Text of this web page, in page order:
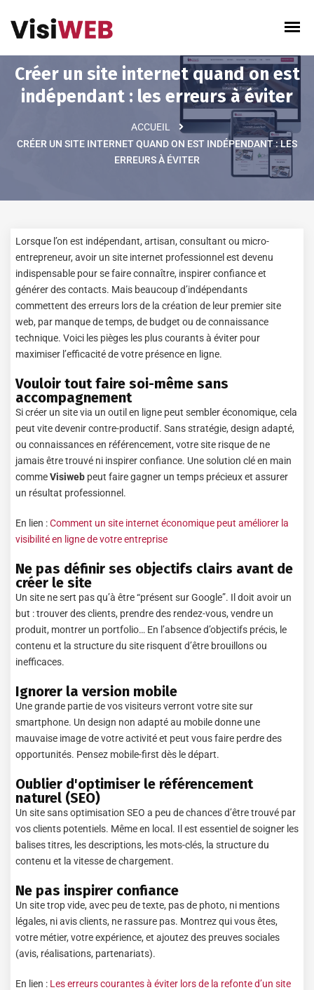
Créer un site internet quand on est
indépendant : les erreurs à éviter
ACCUEIL
CRÉER UN SITE INTERNET QUAND ON EST INDÉPENDANT : LES
ERREURS À ÉVITER
Lorsque l’on est indépendant, artisan, consultant ou micro-
entrepreneur, avoir un site internet professionnel est devenu
indispensable pour se faire connaître, inspirer confiance et
générer des contacts. Mais beaucoup d’indépendants
commettent des erreurs lors de la création de leur premier site
web, par manque de temps, de budget ou de connaissance
technique. Voici les pièges les plus courants à éviter pour
maximiser l’efficacité de votre présence en ligne.
Vouloir tout faire soi-même sans
accompagnement
Si créer un site via un outil en ligne peut sembler économique, cela
peut vite devenir contre-productif. Sans stratégie, design adapté,
ou connaissances en référencement, votre site risque de ne
jamais être trouvé ni inspirer confiance. Une solution clé en main
commeVisiweb peut faire gagner un temps précieux et assurer
un résultat professionnel.
En lien :Comment un site internet économique peut améliorer la
visibilité en ligne de votre entreprise
Ne pas définir ses objectifs clairs avant de
créer le site
Un site ne sert pas qu’à être “présent sur Google”. Il doit avoir un
but : trouver des clients, prendre des rendez-vous, vendre un
produit, montrer un portfolio… En l’absence d’objectifs précis, le
contenu et la structure du site risquent d’être brouillons ou
inefficaces.
Ignorer la version mobile
Une grande partie de vos visiteurs verront votre site sur
smartphone. Un design non adapté au mobile donne une
mauvaise image de votre activité et peut vous faire perdre des
opportunités. Pensez mobile-first dès le départ.
Oublier d'optimiser le référencement
naturel (SEO)
Un site sans optimisation SEO a peu de chances d’être trouvé par
vos clients potentiels. Même en local. Il est essentiel de soigner les
balises titres, les descriptions, les mots-clés, la structure du
contenu et la vitesse de chargement.
Ne pas inspirer confiance
Un site trop vide, avec peu de texte, pas de photo, ni mentions
légales, ni avis clients, ne rassure pas. Montrez qui vous êtes,
votre métier, votre expérience, et ajoutez des preuves sociales
(avis, réalisations, partenariats).
En lien : Les erreurs courantes à éviter lors de la refonte d’un site